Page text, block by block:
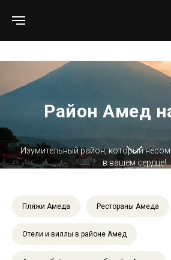
Район Амед
Изумительный район, который
в вашем сердце!
Пляжи Амеда Рестораны Амеда
Отели и виллы в районе Амед